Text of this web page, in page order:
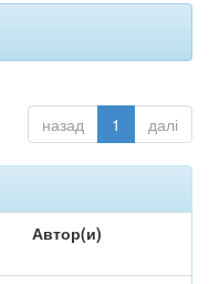
назад 1 далі
Автор(и)